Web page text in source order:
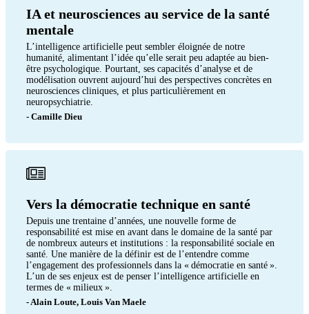
IA et neurosciences au service de la santé
mentale
L’intelligence artificielle peut sembler éloignée de notre
humanité, alimentant l’idée qu’elle serait peu adaptée au bien-
être psychologique. Pourtant, ses capacités d’analyse et de
modélisation ouvrent aujourd’hui des perspectives concrètes en
neurosciences cliniques, et plus particulièrement en
neuropsychiatrie.
- Camille Dieu
Vers la démocratie technique en santé
Depuis une trentaine d’années, une nouvelle forme de
responsabilité est mise en avant dans le domaine de la santé par
de nombreux auteurs et institutions : la responsabilité sociale en
santé. Une manière de la définir est de l’entendre comme
l’engagement des professionnels dans la « démocratie en santé ».
L’un de ses enjeux est de penser l’intelligence artificielle en
termes de « milieux ».
- Alain Loute, Louis Van Maele